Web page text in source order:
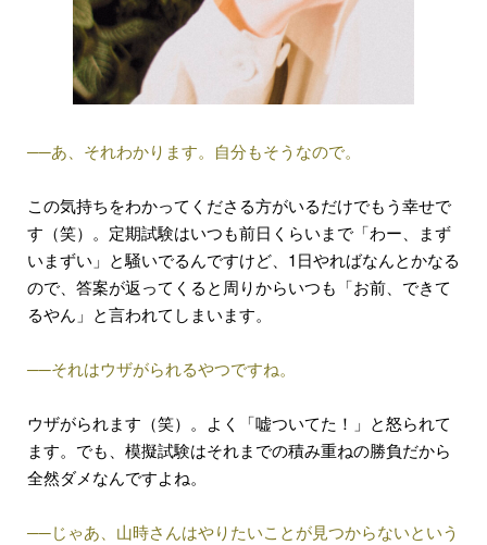
──あ、それわかります。自分もそうなので。
この気持ちをわかってくださる方がいるだけでもう幸せで
す（笑）。定期試験はいつも前日くらいまで「わー、まず
いまずい」と騒いでるんですけど、1日やればなんとかなる
ので、答案が返ってくると周りからいつも「お前、できて
るやん」と言われてしまいます。
──それはウザがられるやつですね。
ウザがられます（笑）。よく「嘘ついてた！」と怒られて
ます。でも、模擬試験はそれまでの積み重ねの勝負だから
全然ダメなんですよね。
──じゃあ、山時さんはやりたいことが見つからないという